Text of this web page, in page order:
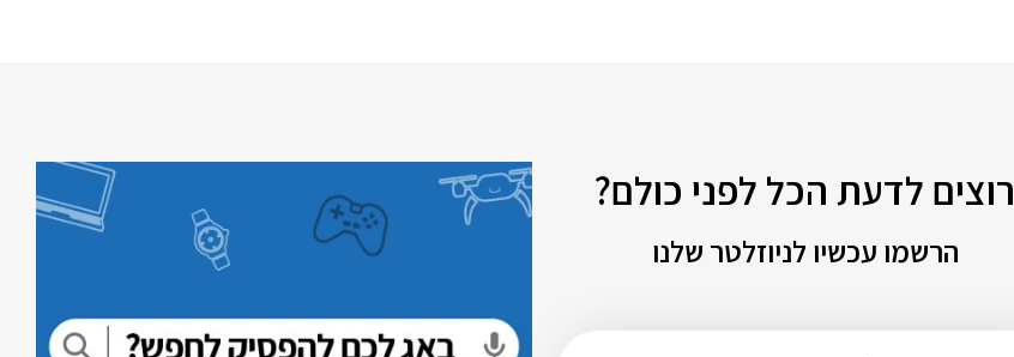
רוצים לדעת הכל לפני כולם?
הרשמו עכשיו לניוזלטר שלנו